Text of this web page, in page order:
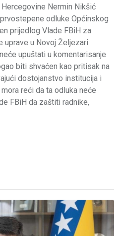
Nermin Nikšić
odluke Općinskog
prijedlog Vlade FBiH za
uprave u Novoj Željezari
upuštati u komentarisanje
biti shvaćen kao pritisak na
dostojanstvo institucija i
reći da ta odluka neće
FBiH da zaštiti radnike,